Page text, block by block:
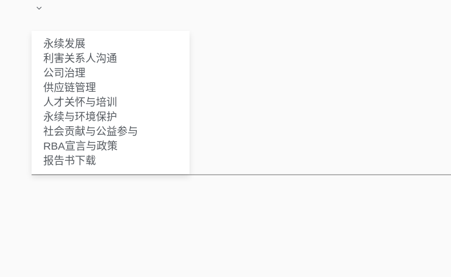
永续发展
利害关系人沟通
公司治理
供应链管理
人才关怀与培训
永续与环境保护
社会贡献与公益参与
RBA宣言与政策
报告书下载